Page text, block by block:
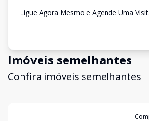
Ligue Agora Mesmo e Agende Uma
Imóveis semelhantes
Confira imóveis semelhantes